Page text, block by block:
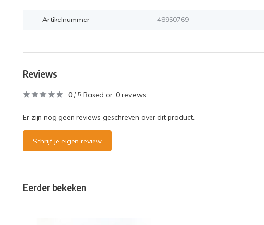
Artikelnummer 48960769
Reviews
0 / 5 Based on 0 reviews
Er zijn nog geen reviews geschreven over dit product..
Schrijf je eigen review
Eerder bekeken